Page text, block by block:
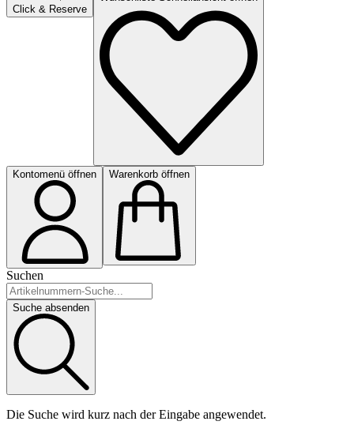
Click & Reserve
Kontomenü öffnen Warenkorb öffnen
Suchen
Suche absenden
Die Suche wird kurz nach der Eingabe angewendet.